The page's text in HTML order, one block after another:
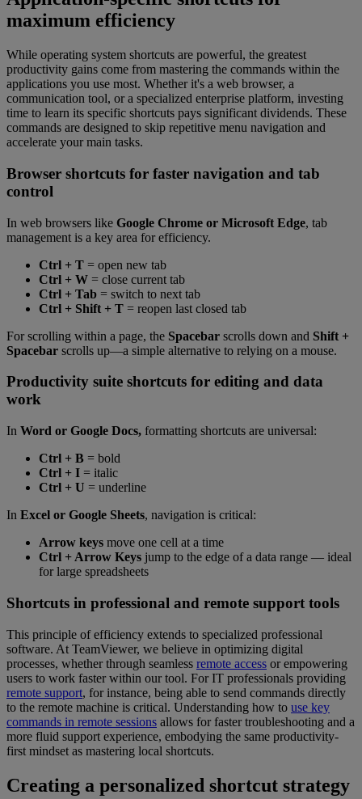
maximum efficiency
While operating system shortcuts are powerful, the greatest
productivity gains come from mastering the commands within the
applications you use most. Whether it's a web browser, a
communication tool, or a specialized enterprise platform, investing
time to learn its specific shortcuts pays significant dividends. These
commands are designed to skip repetitive menu navigation and
accelerate your main tasks.
Browser shortcuts for faster navigation and tab
control
In web browsers like Google Chrome or Microsoft Edge, tab
management is a key area for efficiency.
Ctrl + T = open new tab
Ctrl + W = close current tab
Ctrl + Tab = switch to next tab
Ctrl + Shift + T = reopen last closed tab
For scrolling within a page, the Spacebar scrolls down and Shift +
Spacebar scrolls up—a simple alternative to relying on a mouse.
Productivity suite shortcuts for editing and data
work
In Word or Google Docs, formatting shortcuts are universal:
Ctrl + B = bold
Ctrl + I = italic
Ctrl + U = underline
In Excel or Google Sheets, navigation is critical:
Arrow keys move one cell at a time
Ctrl + Arrow Keys jump to the edge of a data range — ideal
for large spreadsheets
Shortcuts in professional and remote support tools
This principle of efficiency extends to specialized professional
software. At TeamViewer, we believe in optimizing digital
processes, whether through seamless remote access or empowering
users to work faster within our tool. For IT professionals providing
remote support, for instance, being able to send commands directly
to the remote machine is critical. Understanding how to use key
commands in remote sessions allows for faster troubleshooting and a
more fluid support experience, embodying the same productivity-
first mindset as mastering local shortcuts.
Creating a personalized shortcut strategy